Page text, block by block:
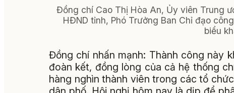
Đồng chí Cao Thị Hòa An, Ủy viên Trung
HĐND tỉnh, Phó Trưởng Ban Chỉ đạo
biểu
Đồng chí nhấn mạnh: Thành công này
đoàn kết, đồng lòng của cả hệ thống
hàng nghìn thành viên trong các tổ